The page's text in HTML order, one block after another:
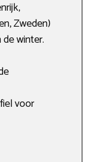
Zweden)
winter.
voor